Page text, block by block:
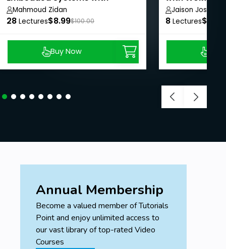
Simulink
Mahmoud Zidan
28 Lectures$8.99$100.00
Buy Now
Jaison Joshy
8 Lectures$8.99
Annual Membership
Become a valued member of Tutorials
Point and enjoy unlimited access to
our vast library of top-rated Video
Courses